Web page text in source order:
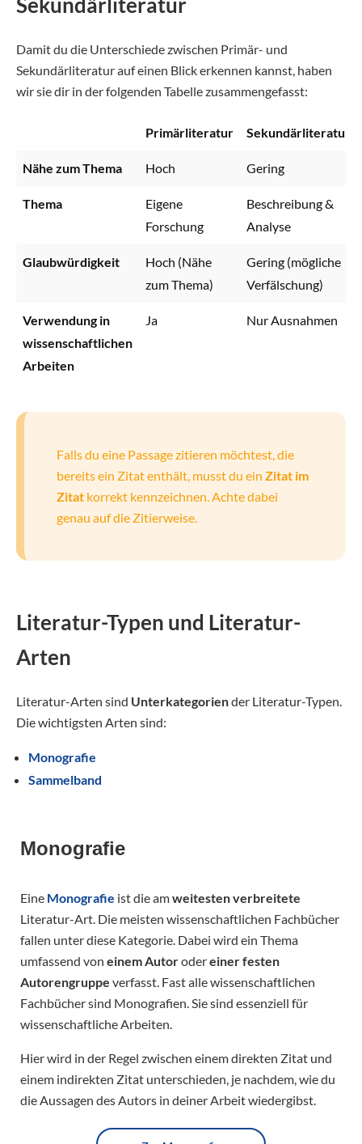
Damit du die Unterschiede zwischen Primär- und
Sekundärliteratur auf einen Blick erkennen kannst, haben
wir sie dir in der folgenden Tabelle zusammengefasst:
Primärliteratur Sekundärliteratur
Nähe zum Thema Hoch Gering
Thema
Eigene
Forschung
Beschreibung &
Analyse
Glaubwürdigkeit
Hoch (Nähe
zum Thema)
Gering (mögliche
Verfälschung)
Verwendung in
wissenschaftlichen
Arbeiten
Ja Nur Ausnahmen
Falls du eine Passage zitieren möchtest, die
bereits ein Zitat enthält, musst du ein Zitat im
Zitat korrekt kennzeichnen. Achte dabei
genau auf die Zitierweise.
Literatur-Typen und Literatur-
Arten
Literatur-Arten sind Unterkategoriender Literatur-Typen.
Die wichtigsten Arten sind:
Monografie
Sammelband
Monografie
Eine Monografie ist die amweitesten verbreitete
Literatur-Art. Die meisten wissenschaftlichen Fachbücher
fallen unter diese Kategorie. Dabei wird ein Thema
umfassend von einem Autorodereiner festen
Autorengruppe verfasst. Fast alle wissenschaftlichen
Fachbücher sind Monografien. Sie sind essenziell für
wissenschaftliche Arbeiten.
Hier wird in der Regel zwischen einem direkten Zitat und
einem indirekten Zitat unterschieden, je nachdem, wie du
die Aussagen des Autors in deiner Arbeit wiedergibst.